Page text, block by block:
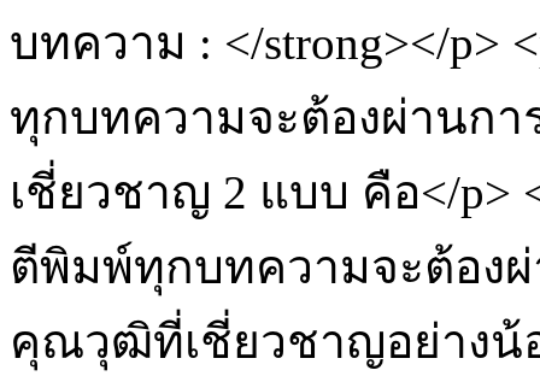
บทความ : </strong></
ทุกบทความจะต้องผ่านก
เชี่ยวชาญ 2 แบบ คือ</p>
ตีพิมพ์ทุกบทความจะต้อง
คุณวุฒิที่เชี่ยวชาญอย่างน้